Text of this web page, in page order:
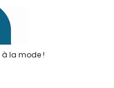
la mode !